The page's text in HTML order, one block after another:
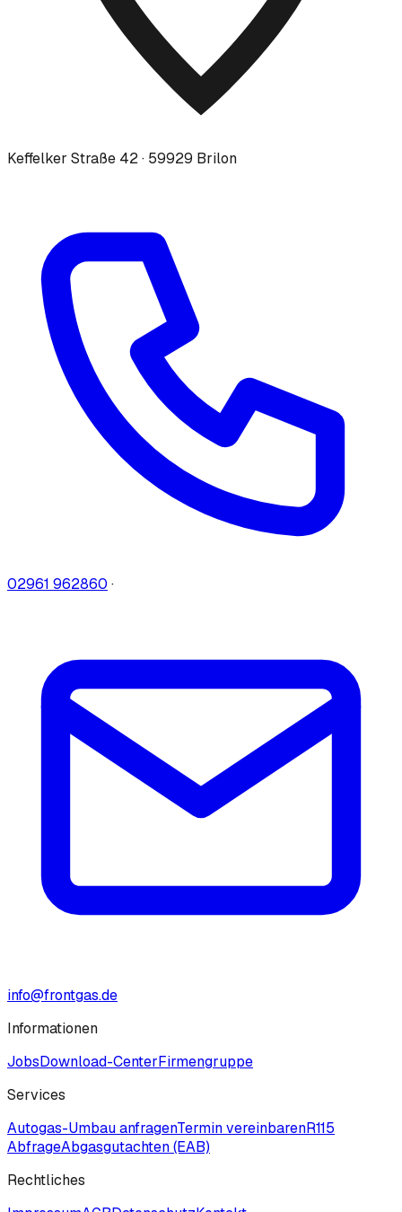
Keffelker Straße 42 · 59929 Brilon
02961 962860 ·
info@frontgas.de
Informationen
JobsDownload-CenterFirmengruppe
Services
Autogas-Umbau anfragenTermin vereinbarenR115
AbfrageAbgasgutachten (EAB)
Rechtliches